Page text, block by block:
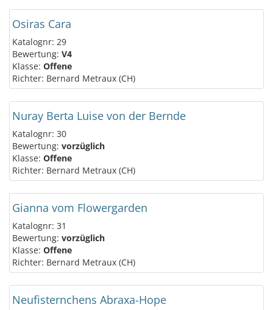
Osiras Cara
Katalognr: 29
Bewertung: V4
Klasse: Offene
Richter: Bernard Metraux (CH)
Nuray Berta Luise von der Bernde
Katalognr: 30
Bewertung: vorzüglich
Klasse: Offene
Richter: Bernard Metraux (CH)
Gianna vom Flowergarden
Katalognr: 31
Bewertung: vorzüglich
Klasse: Offene
Richter: Bernard Metraux (CH)
Neufisternchens Abraxa-Hope